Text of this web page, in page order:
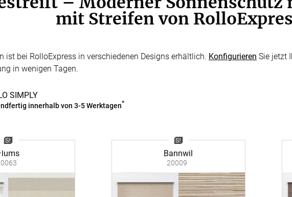
Mass
Kissen
Massanfertigung
Alle Tischdecken
Fertiggrössen
Alle Dekostoffe
Balkon
Massanfertigung
mit Streifen von
ist bei RolloExpress in verschiedenen Designs erhältlich. Konfigurieren Sie jetzt
in wenigen Tagen.
SIMPLY
innerhalb von 3-5 Werktagen*
Bannwil
20009